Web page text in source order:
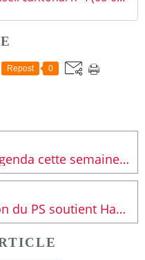
Repost 0
Les temps forts de mon agenda cette semaine (n°09 - 2017)
Revue de presse "Le patron du PS soutient Hamon"